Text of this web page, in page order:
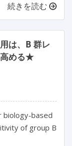
続きを読む
は、B 群レ
高める★
biology-based
of group B